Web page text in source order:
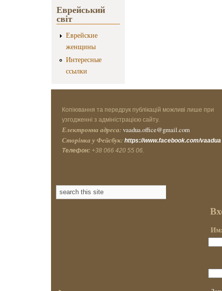
Еврейський
світ
Еврейские
женщины
Интересные
ссылки
Копіювання та передрук публікацій можливі лише при
узгодженні з адміністрацією сайту.
Електронна адреса: vaadua.office@gmail.com
Сторінка у Фейсбук: https://www.facebook.com/vaadua
Телефон: +38 066 420 55 06.